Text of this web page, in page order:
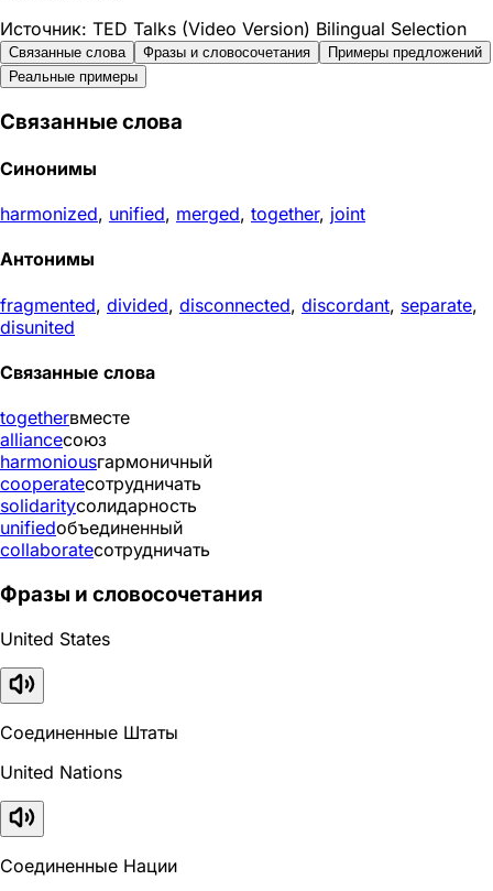
Источник: TED Talks (Video Version) Bilingual Selection
Связанные слова Фразы и словосочетания
Примеры предложений
Реальные примеры
Связанные слова
Синонимы
harmonized, unified, merged, together, joint
Антонимы
fragmented, divided, disconnected, discordant, separate,
disunited
Связанные слова
togetherвместе
allianceсоюз
harmoniousгармоничный
cooperateсотрудничать
solidarityсолидарность
unifiedобъединенный
collaborateсотрудничать
Фразы и словосочетания
United States
Соединенные Штаты
United Nations
Соединенные Нации